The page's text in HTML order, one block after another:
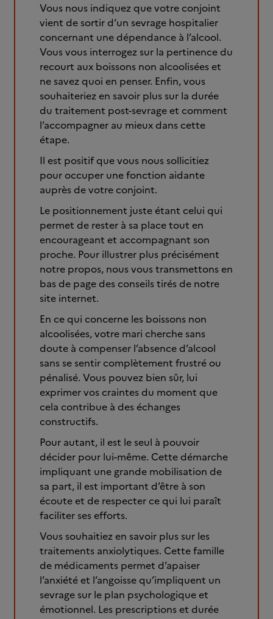
Vous nous indiquez que votre conjoint
vient de sortir d’un sevrage hospitalier
concernant une dépendance à l’alcool.
Vous vous interrogez sur la pertinence du
recourt aux boissons non alcoolisées et
ne savez quoi en penser. Enfin, vous
souhaiteriez en savoir plus sur la durée
du traitement post-sevrage et comment
l’accompagner au mieux dans cette
étape.
Il est positif que vous nous sollicitiez
pour occuper une fonction aidante
auprès de votre conjoint.
Le positionnement juste étant celui qui
permet de rester à sa place tout en
encourageant et accompagnant son
proche. Pour illustrer plus précisément
notre propos, nous vous transmettons en
bas de page des conseils tirés de notre
site internet.
En ce qui concerne les boissons non
alcoolisées, votre mari cherche sans
doute à compenser l’absence d’alcool
sans se sentir complètement frustré ou
pénalisé. Vous pouvez bien sûr, lui
exprimer vos craintes du moment que
cela contribue à des échanges
constructifs.
Pour autant, il est le seul à pouvoir
décider pour lui-même. Cette démarche
impliquant une grande mobilisation de
sa part, il est important d’être à son
écoute et de respecter ce qui lui paraît
faciliter ses efforts.
Vous souhaitiez en savoir plus sur les
traitements anxiolytiques. Cette famille
de médicaments permet d’apaiser
l’anxiété et l’angoisse qu’impliquent un
sevrage sur le plan psychologique et
émotionnel. Les prescriptions et durée